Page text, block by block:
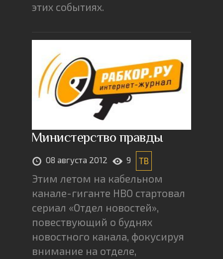
этих событиях.
Министерство правды
08 августа 2012 9 ТВ
Этим летом на кабельном
канале-гиганте HBO стартовал
сериал «Отдел новостей»,
повествующий о буднях
новостного канала, фокусируя
внимание на отделе,